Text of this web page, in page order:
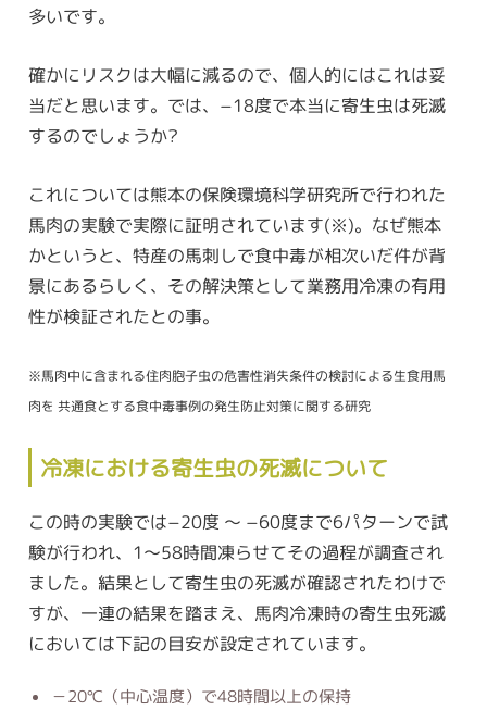
多いです。
確かにリスクは大幅に減るので、個人的にはこれは妥
当だと思います。では、−18度で本当に寄生虫は死滅
するのでしょうか?
これについては熊本の保険環境科学研究所で行われた
馬肉の実験で実際に証明されています(※)。なぜ熊本
かというと、特産の馬刺しで食中毒が相次いだ件が背
景にあるらしく、その解決策として業務用冷凍の有用
性が検証されたとの事。
※馬肉中に含まれる住肉胞子虫の危害性消失条件の検討による生食用馬
肉を 共通食とする食中毒事例の発生防止対策に関する研究
冷凍における寄生虫の死滅について
この時の実験では−20度 〜 −60度まで6パターンで試
験が行われ、1〜58時間凍らせてその過程が調査され
ました。結果として寄生虫の死滅が確認されたわけで
すが、一連の結果を踏まえ、馬肉冷凍時の寄生虫死滅
においては下記の目安が設定されています。
－20℃（中心温度）で48時間以上の保持